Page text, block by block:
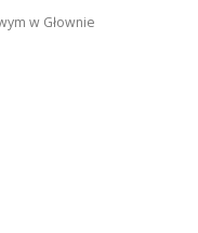
w Głownie